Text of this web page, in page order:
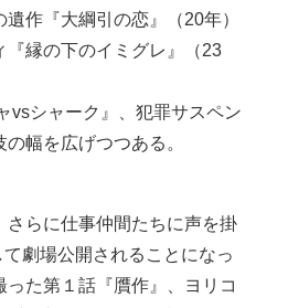
作『大綱引の恋』（20年）
縁の下のイミグレ』（23
シャーク』、犯罪サスペン
幅を広げつつある。
らに仕事仲間たちに声を掛
劇場公開されることになっ
た第１話『贋作』、ヨリコ